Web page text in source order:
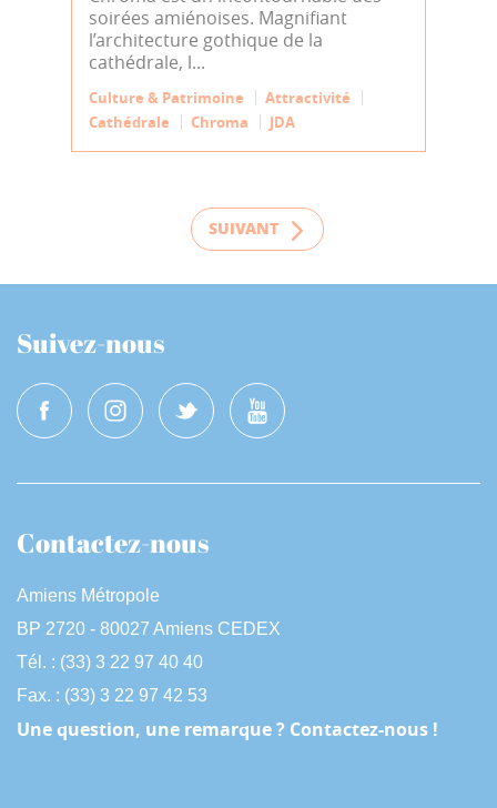
soirées amiénoises. Magnifiant
l’architecture gothique de la
cathédrale, l...
Culture & Patrimoine
Attractivité
Cathédrale
Chroma JDA
SUIVANT
Suivez-nous
Contactez-nous
Amiens Métropole
BP 2720 - 80027 Amiens CEDEX
Tél. : (33) 3 22 97 40 40
Fax. : (33) 3 22 97 42 53
Une question, une remarque ? Contactez-nous !